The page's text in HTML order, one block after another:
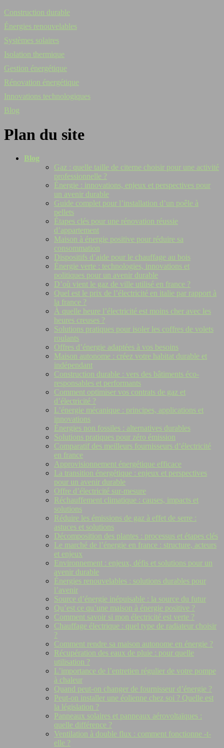
Construction durable
Énergies renouvelables
Systèmes solaires
Isolation thermique
Gestion énergétique
Rénovation énergétique
Innovations technologiques
Blog
Plan du site
Blog
Gaz : quelle taille de citerne choisir pour une activité
professionnelle ?
Énergie : innovations, enjeux et perspectives pour
un avenir durable
Guide complet pour l’installation d’un poêle à
pellets
Étapes clés pour une rénovation réussie
d’appartement
Maison à énergie positive pour réduire sa
consommation
Dispositifs d’aide pour le chauffage au bois
Énergie verte : technologies, innovations et
politiques pour un avenir durable
D’où vient le gaz de ville utilisé en france ?
Quel est le prix de l’électricité en italie par rapport à
la france ?
À quelle heure l’électricité est moins cher avec les
heures creuses ?
Solutions pratiques pour isoler les coffres de volets
roulants
Offres d’énergie adaptées à vos besoins
Maison autonome : créez votre habitat durable et
indépendant
Construction durable : vers des bâtiments éco-
responsables et performants
Comment optimiser vos contrats de gaz et
d’électricité ?
L’énergie mécanique : principes, applications et
innovations
Énergies non fossiles : alternatives durables
Solutions pratiques pour zéro émission
Comparatif des meilleurs fournisseurs d’électricité
en france
Approvisionnement énergétique efficace
La transition énergétique : enjeux et perspectives
pour un avenir durable
Offre d’électricité sur-mesure
Réchauffement climatique : causes, impacts et
solutions
Réduire les émissions de gaz à effet de serre :
astuces et solutions
Décomposition des plantes : processus et étapes clés
Le marché de l’énergie en france : structure, acteurs
et enjeux
Environnement : enjeux, défis et solutions pour un
avenir durable
Énergies renouvelables : solutions durables pour
l’avenir
Source d’énergie inépuisable : la source du futur
Qu’est ce qu’une maison à énergie positive ?
Comment savoir si mon électricité est verte ?
Chauffage électrique : quel type de radiateur choisir
?
Comment rendre sa maison autonome en énergie ?
Récupération des eaux de pluie : pour quelle
utilisation ?
L’importance de l’entretien régulier de votre pompe
à chaleur
Quand peut-on changer de fournisseur d’énergie ?
Peut-on installer une éolienne chez soi ? Quelle est
la législation ?
Panneaux solaires et panneaux aérovoltaïques :
quelle différence ?
Ventilation à double flux : comment fonctionne -t-
elle ?